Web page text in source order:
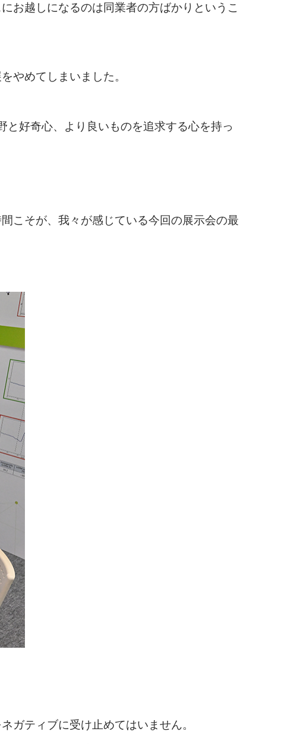
お越しになるのは同業者の方ばかりというこ
やめてしまいました。
と好奇心、より良いものを追求する心を持っ
こそが、我々が感じている今回の展示会の最
ガティブに受け止めてはいません。